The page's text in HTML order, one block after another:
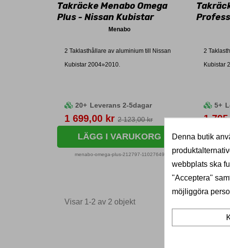
Takräcke Menabo Omega
Plus - Nissan Kubistar
Menabo
2 Taklasthållare av aluminium till Nissan
Kubistar 2004»2010.
20+ Leverans 2-5dagar
Pris
1 699,00 kr 2 123,00 kr
LÄGG I VARUKORG
menabo-omega-plus-212797-11027649
2
Kubistar
5+
Pris
1
menabo-
Visar 1-2 av 2 objekt
Denna butik
webbplats ska
"Acceptera"
möjliggöra